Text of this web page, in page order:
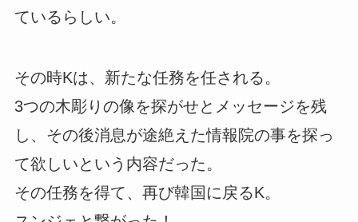
ているらしい。
その時Kは、新たな任務を任される。
3つの木彫りの像を探がせとメッセージを残
し、その後消息が途絶えた情報院の事を探っ
て欲しいという内容だった。
その任務を得て、再び韓国に戻るK。